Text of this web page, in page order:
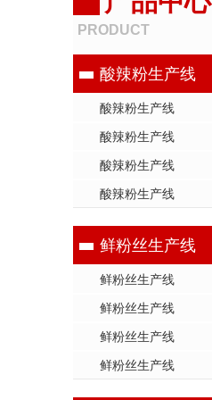
PRODUCT
酸辣粉生产线
酸辣粉生产线
酸辣粉生产线
酸辣粉生产线
酸辣粉生产线
鲜粉丝生产线
鲜粉丝生产线
鲜粉丝生产线
鲜粉丝生产线
鲜粉丝生产线